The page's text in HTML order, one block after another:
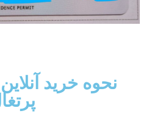
نحوه خرید